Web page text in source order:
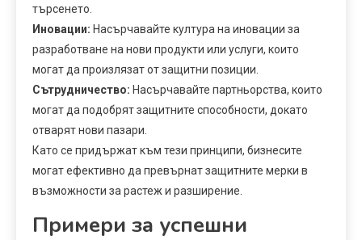
търсенето.
Иновации: Насърчавайте култура на иновации за
разработване на нови продукти или услуги, които
могат да произлязат от защитни позиции.
Сътрудничество: Насърчавайте партньорства, които
могат да подобрят защитните способности, докато
отварят нови пазари.
Като се придържат към тези принципи, бизнесите
могат ефективно да превърнат защитните мерки в
възможности за растеж и разширение.
Примери за успешни